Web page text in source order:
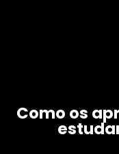
Como os